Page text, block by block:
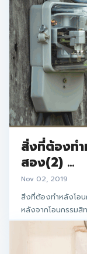
สิ่งที่ต้องท
สอง(2) ...
Nov 02, 2019
สิ่งที่ต้องทำหลังโอ
หลังจากโอนกรรมสิ